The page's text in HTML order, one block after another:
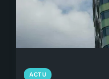
ACTU